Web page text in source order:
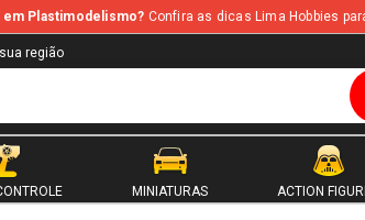
em Plastimodelismo? Confira as dicas Lima Hobbies
região
MINIATURAS ACTION